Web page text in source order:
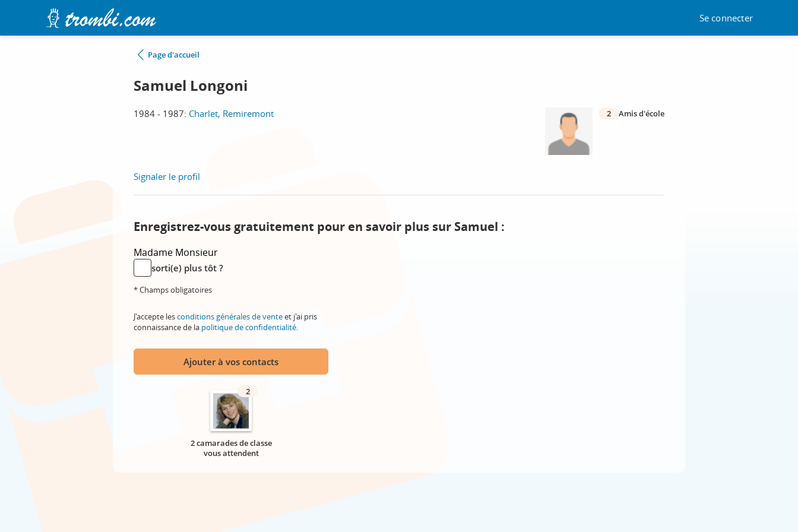
Se connecter
Page d'accueil
Samuel Longoni
1984 - 1987: Charlet, Remiremont 2 Amis d'école
Signaler le profil
Enregistrez-vous gratuitement pour en savoir plus sur Samuel :
Madame Monsieur
sorti(e) plus tôt ?
* Champs obligatoires
J'accepte lesconditions générales de venteet j'ai pris
connaissance de la politique de confidentialité.
Ajouter à vos contacts
2
2 camarades de classe
vous attendent